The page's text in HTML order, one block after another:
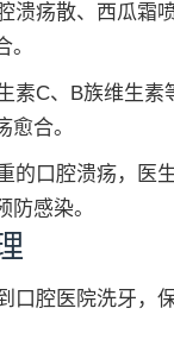
溃疡散、西瓜霜
素C、B族维生素
愈合。
的口腔溃疡，医
防感染。
口腔医院洗牙，